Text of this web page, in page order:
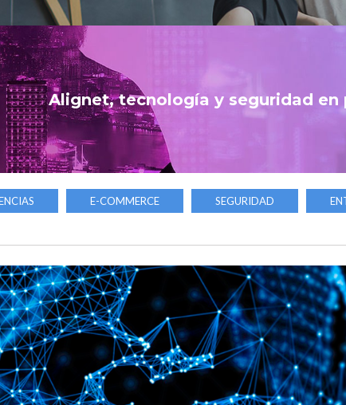
Alignet, tecnología y seguridad en
E-COMMERCE SEGURIDAD